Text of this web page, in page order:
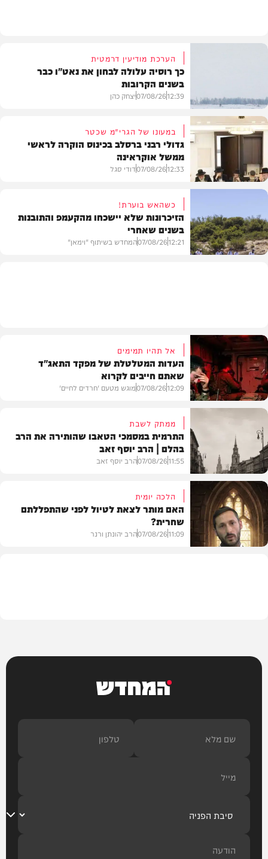
הערכת מודיעין דרמטית
כך רוסיה עלולה לבחון את נאט"ו כבר
בשנים הקרובות
12:39
07/08/26יצחק כהן
חרדים
במעונו של הגרי"מ שכטר
גדולי רבני ברסלב בכינוס הוקרה לראשי
ממשל אוקראינה
12:33
07/08/26דודי סגל
כשהאש בוערת!
הזיכרונות שלא יישכחו מהקעמפ והתובנות
בשנים שאחרי
12:21
07/08/26המחדש בשיתוף "וימאן"
דעות
אל תהיו תמימים
העדות המטלטלת של מפקד התאג"ד
שאתם חייבים לקרוא
12:09
07/08/26מוגש מטעם 'חרדים לחיים'
בית המדרש
ממתק לשבת
התרמית במסמכי הטאבו שהותירה את הרב
בהלם | הרב יוסף זאב
11:55
07/08/26הרב יוסף זאב
הלכה יומית
האם מותר לצאת לטיול לפני שהתפללתם
שחרית?
11:09
07/08/26הרב יהונתן ורנר
המחדש